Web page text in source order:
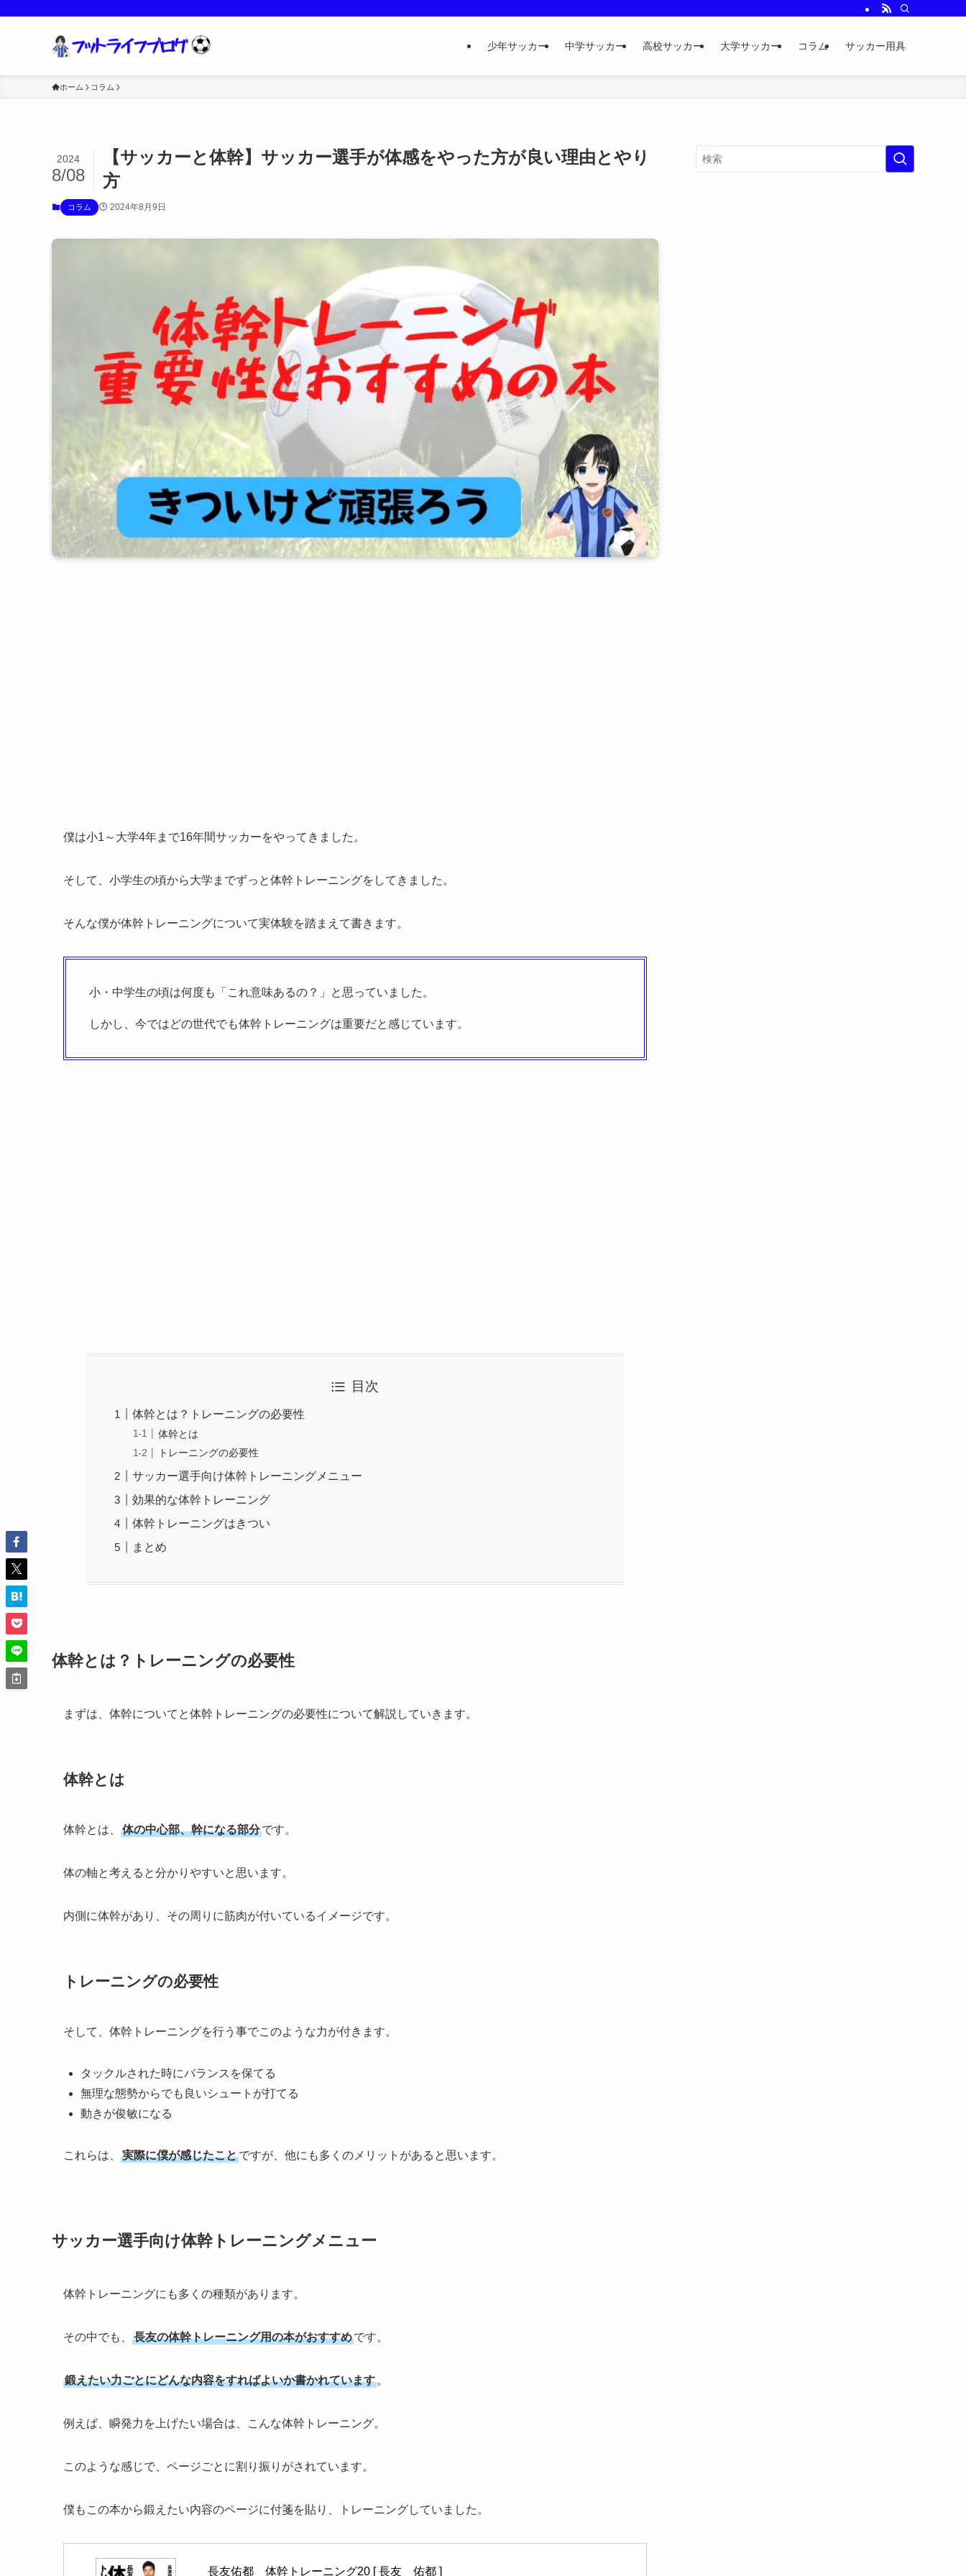
少年サッカー 中学サッカー 高校サッカー 大学サッカー コラム サッカー用具
ホーム コラム
【サッカーと体幹】サッカー選手が体感をやった方が良い理由とやり
方
2024
8/08
コラム 2024年8月9日
僕は小1～大学4年まで16年間サッカーをやってきました。
そして、小学生の頃から大学までずっと体幹トレーニングをしてきました。
そんな僕が体幹トレーニングについて実体験を踏まえて書きます。
小・中学生の頃は何度も「これ意味あるの？」と思っていました。
しかし、今ではどの世代でも体幹トレーニングは重要だと感じています。
目次
体幹とは？トレーニングの必要性
体幹とは
トレーニングの必要性
サッカー選手向け体幹トレーニングメニュー
効果的な体幹トレーニング
体幹トレーニングはきつい
まとめ
体幹とは？トレーニングの必要性
まずは、体幹についてと体幹トレーニングの必要性について解説していきます。
体幹とは
体幹とは、 体の中心部、幹になる部分です。
体の軸と考えると分かりやすいと思います。
内側に体幹があり、その周りに筋肉が付いているイメージです。
トレーニングの必要性
そして、体幹トレーニングを行う事でこのような力が付きます。
タックルされた時にバランスを保てる
無理な態勢からでも良いシュートが打てる
動きが俊敏になる
これらは、 実際に僕が感じたことですが、他にも多くのメリットがあると思います。
サッカー選手向け体幹トレーニングメニュー
体幹トレーニングにも多くの種類があります。
その中でも、 長友の体幹トレーニング用の本がおすすめです。
鍛えたい力ごとにどんな内容をすればよいか書かれています 。
例えば、瞬発力を上げたい場合は、こんな体幹トレーニング。
このような感じで、ページごとに割り振りがされています。
僕もこの本から鍛えたい内容のページに付箋を貼り、トレーニングしていました。
長友佑都　体幹トレーニング20 [ 長友　佑都 ]